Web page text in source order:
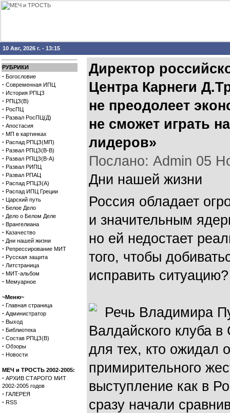
10 Авг, 2026 г. - 13:15
РУБРИКИ
· Богословие
· Современная ИПЦ
· История РПЦЗ
· РПЦЗ(В)
· РосПЦ
· Развал РосПЦ(Д)
· Апостасия
· МП в картинках
· Распад РПЦЗ(МП)
· Развал РПЦЗ(В-В)
· Развал РПЦЗ(В-А)
· Развал РИПЦ
· Развал РПАЦ
· Распад РПЦЗ(А)
· Распад ИПЦ Греции
· Царский путь
· Белое Дело
· Дело о Белом Деле
· Врангелиана
· Казачество
· Дни нашей жизни
· Репрессирование МИТ
· Русская защита
· Литстраница
· МИТ-альбом
· Мемуарное
~Меню~
· Главная страница
· Администратор
· Выход
· Библиотека
· Состав РПЦЗ(В)
· Обзоры
· Новости
МЕЧ и ТРОСТЬ 2002-2005:
· АРХИВ СТАРОГО МИТ
2002-2005 годов
· ГАЛЕРЕЯ
· RSS
Директор
Центра Карнеги
не преодолеет
не сможет играть
лидеров»
Послано: Admin 05
Дни нашей жизни
Россия обладает
и значительным
но ей недостает
того, чтобы
исправить ситуацию?
Речь Владимира
Валдайского клуба
для тех, кто ожидал
примирительного
выступление как в
сразу начали